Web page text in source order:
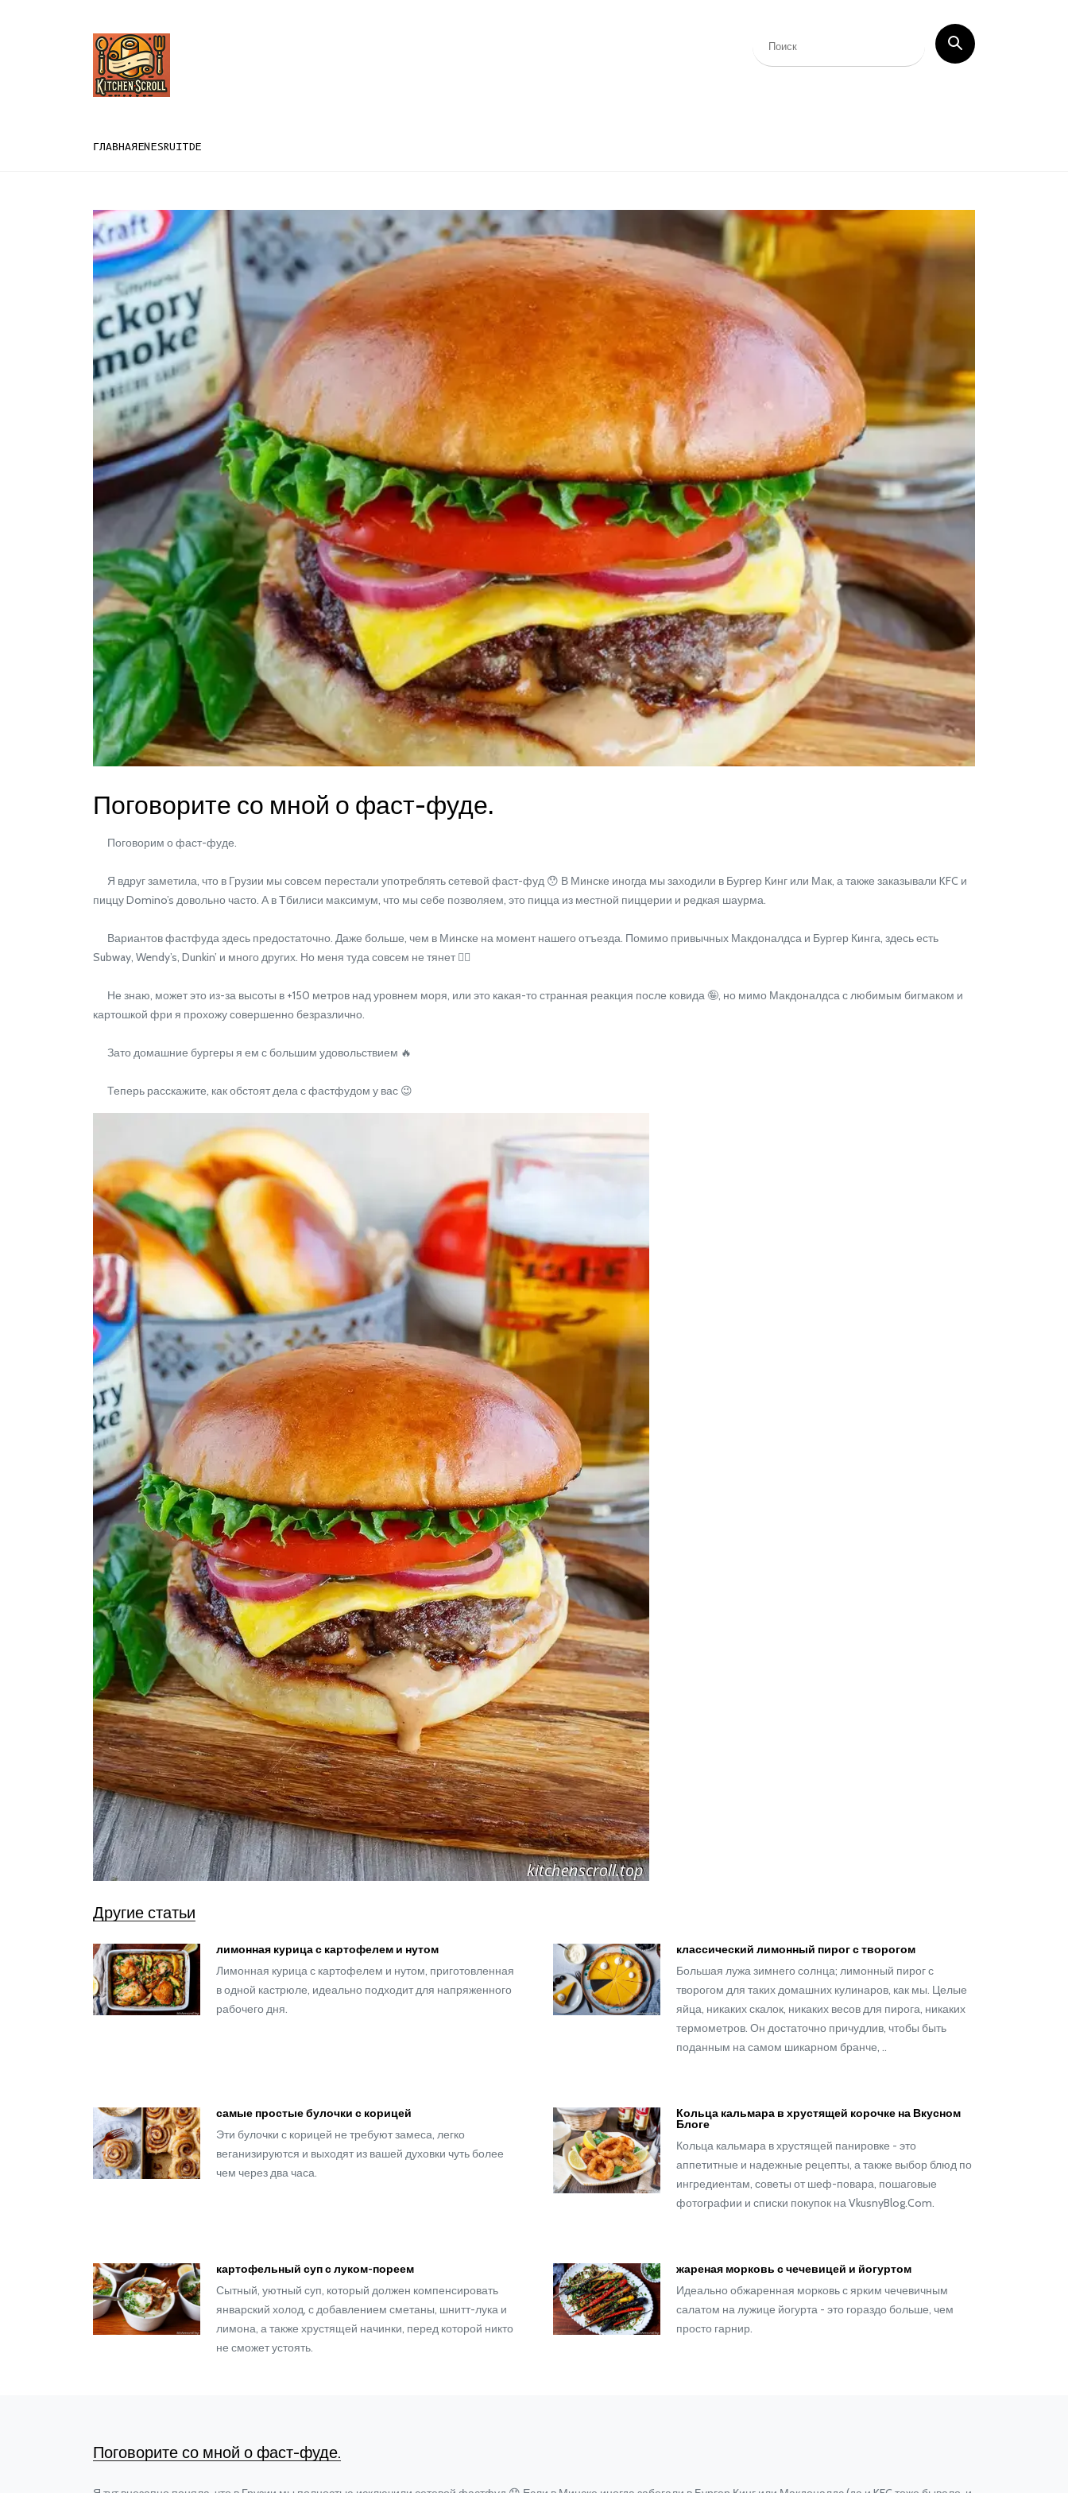
ГЛАВНАЯENESRUITDE
Поговорите со мной о фаст-фуде.
Поговорим о фаст-фуде.
Я вдруг заметила, что в Грузии мы совсем перестали употреблять сетевой фаст-фуд 😯 В Минске иногда мы заходили в Бургер Кинг или Мак, а также заказывали KFC и
пиццу Domino’s довольно часто. А в Тбилиси максимум, что мы себе позволяем, это пицца из местной пиццерии и редкая шаурма.
Вариантов фастфуда здесь предостаточно. Даже больше, чем в Минске на момент нашего отъезда. Помимо привычных Макдоналдса и Бургер Кинга, здесь есть
Subway, Wendy’s, Dunkin’ и много других. Но меня туда совсем не тянет 🤷‍♀️
Не знаю, может это из-за высоты в +150 метров над уровнем моря, или это какая-то странная реакция после ковида 🤪, но мимо Макдоналдса с любимым бигмаком и
картошкой фри я прохожу совершенно безразлично.
Зато домашние бургеры я ем с большим удовольствием 🔥
Теперь расскажите, как обстоят дела с фастфудом у вас 😉
Другие статьи
лимонная курица с картофелем и нутом
Лимонная курица с картофелем и нутом, приготовленная
в одной кастрюле, идеально подходит для напряженного
рабочего дня.
классический лимонный пирог с творогом
Большая лужа зимнего солнца; лимонный пирог с
творогом для таких домашних кулинаров, как мы. Целые
яйца, никаких скалок, никаких весов для пирога, никаких
термометров. Он достаточно причудлив, чтобы быть
поданным на самом шикарном бранче, ..
самые простые булочки с корицей
Эти булочки с корицей не требуют замеса, легко
веганизируются и выходят из вашей духовки чуть более
чем через два часа.
Кольца кальмара в хрустящей корочке на Вкусном
Блоге
Кольца кальмара в хрустящей панировке - это
аппетитные и надежные рецепты, а также выбор блюд по
ингредиентам, советы от шеф-повара, пошаговые
фотографии и списки покупок на VkusnyBlog.Com.
картофельный суп с луком-пореем
Сытный, уютный суп, который должен компенсировать
январский холод, с добавлением сметаны, шнитт-лука и
лимона, а также хрустящей начинки, перед которой никто
не сможет устоять.
жареная морковь с чечевицей и йогуртом
Идеально обжаренная морковь с ярким чечевичным
салатом на лужице йогурта - это гораздо больше, чем
просто гарнир.
Поговорите со мной о фаст-фуде.